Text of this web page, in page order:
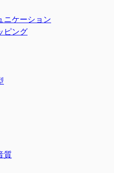
ニケーション
ピング
質